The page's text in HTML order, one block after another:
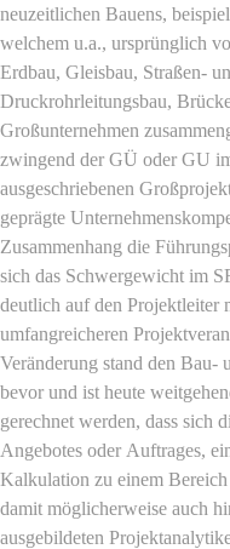
neuzeitlichen Bauens,
welchem u.a., ursprünglich
Erdbau, Gleisbau, Straßen-
Druckrohrleitungsbau,
Großunternehmen
zwingend der GÜ oder GU
ausgeschriebenen
geprägte
Zusammenhang die
sich das Schwergewicht im
deutlich auf den Projektleiter
umfangreicheren
Veränderung stand den Bau-
bevor und ist heute
gerechnet werden, dass sich
Angebotes oder Auftrages,
Kalkulation zu einem
damit möglicherweise auch
ausgebildeten